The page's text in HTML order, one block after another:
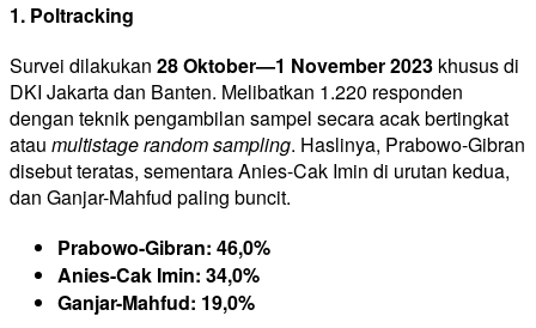
1. Poltracking
Survei dilakukan 28 Oktober—1 November2023 khusus di
DKI Jakarta dan Banten. Melibatkan 1.220 responden
dengan teknik pengambilan sampel secara acak bertingkat
atau multistage random sampling. Haslinya, Prabowo-Gibran
disebut teratas, sementara Anies-Cak Imin di urutan kedua,
dan Ganjar-Mahfud paling buncit.
Prabowo-Gibran: 46,0%
Anies-Cak Imin: 34,0%
Ganjar-Mahfud: 19,0%